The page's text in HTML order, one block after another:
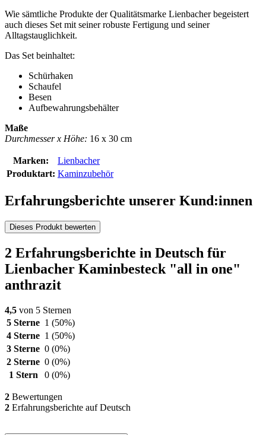
Wie sämtliche Produkte der Qualitätsmarke Lienbacher begeistert
auch dieses Set mit seiner robuste Fertigung und seiner
Alltagstauglichkeit.
Das Set beinhaltet:
Schürhaken
Schaufel
Besen
Aufbewahrungsbehälter
Maße
Durchmesser x Höhe: 16 x 30 cm
Marken:
Lienbacher
Produktart: Kaminzubehör
Erfahrungsberichte unserer Kund:innen
Dieses Produkt bewerten
2 Erfahrungsberichte in Deutsch für
Lienbacher Kaminbesteck "all in one"
anthrazit
4,5 von 5 Sternen
5 Sterne 1 (50%)
4 Sterne 1 (50%)
3 Sterne 0 (0%)
2 Sterne 0 (0%)
1 Stern
0 (0%)
2 Bewertungen
2 Erfahrungsberichte auf Deutsch